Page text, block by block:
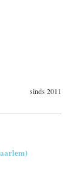
sinds 2011